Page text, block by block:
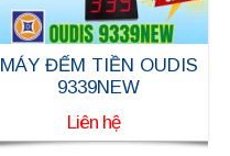
MÁY ĐẾM TIỀN OUDIS
9339NEW
Liên hệ